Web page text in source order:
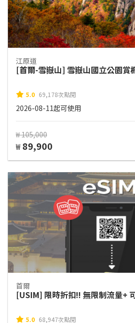
江原道
[首爾-雪嶽山] 雪嶽山國立公園賞
5.0 69,178次點閱
2026-08-11起可使用
₩ 105,000
₩ 89,900
首爾
[USIM] 限時折扣!! 無限制流量+
5.0 68,947次點閱